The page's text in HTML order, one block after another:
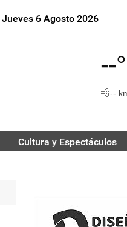
Jueves 6 Agosto 2026
--
💨--
Cultura y Espectáculos